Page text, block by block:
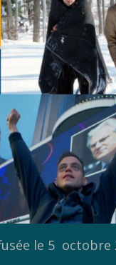
le 5 octobre